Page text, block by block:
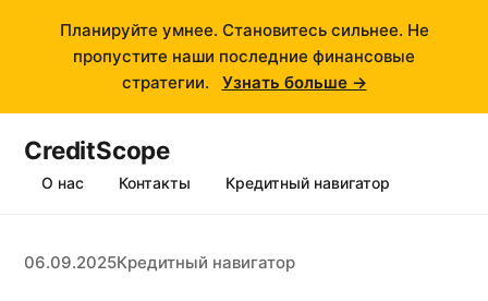
Планируйте умнее. Становитесь сильнее. Не
пропустите наши последние финансовые
стратегии.
Узнать больше →
CreditScope
О нас Контакты Кредитный навигатор
06.09.2025Кредитный навигатор